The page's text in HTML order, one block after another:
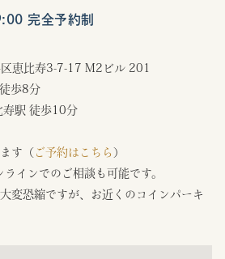
完全予約制
恵比寿3-7-17 M2ビル 201
歩8分
寿駅 徒歩10分
す（ ご予約はこちら ）
インでのご相談も可能です。
変恐縮ですが、お近くのコインパーキ